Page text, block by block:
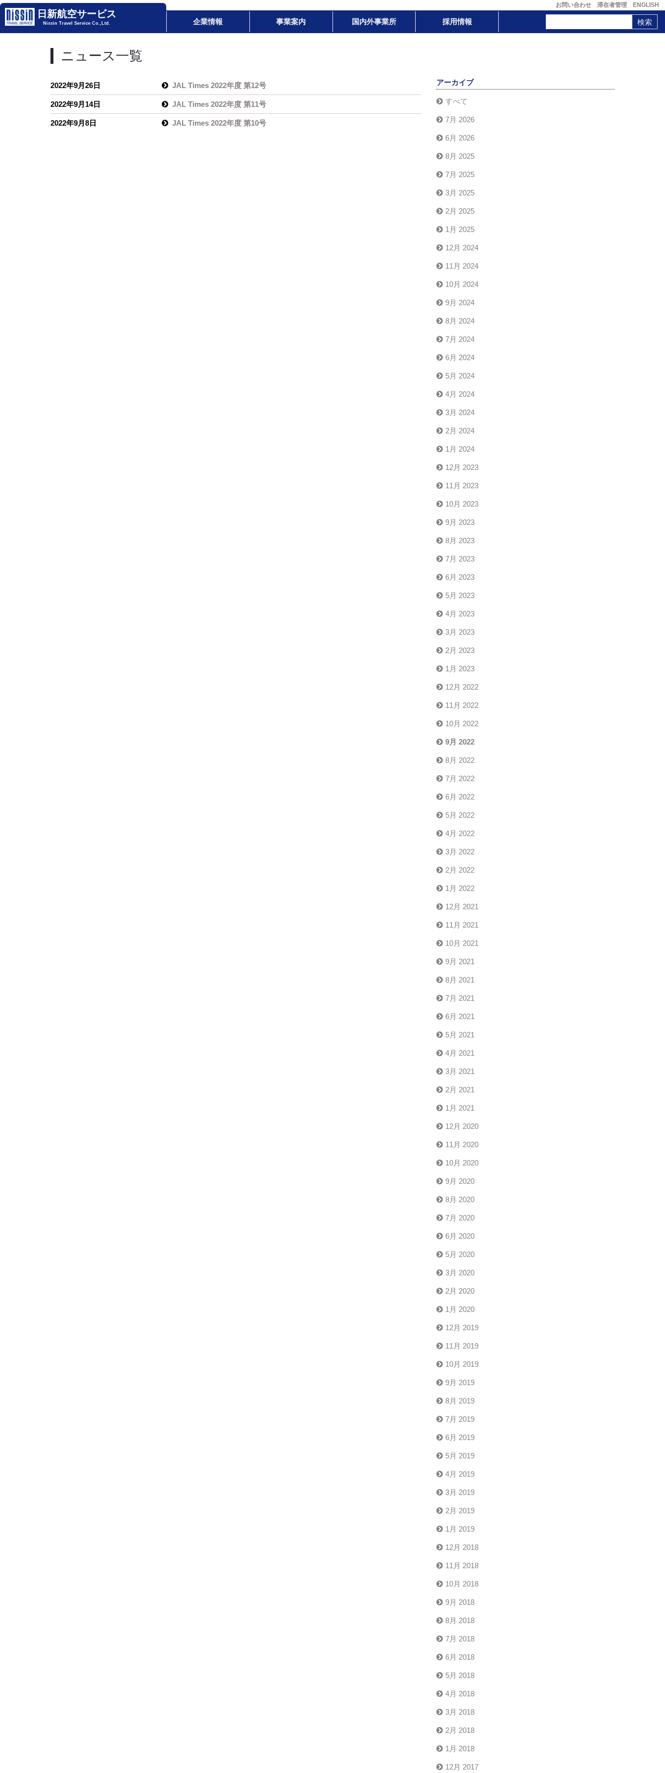
お問い合わせ 滞在者管理 ENGLISH
日新航空サービス
Nissin Travel Service Co.,Ltd. 企業情報 事業案内 国内外事業所 採用情報
ニュース一覧
2022年9月26日 JAL Times 2022年度 第12号
2022年9月14日 JAL Times 2022年度 第11号
2022年9月8日 JAL Times 2022年度 第10号
アーカイブ
すべて
7月 2026
6月 2026
8月 2025
7月 2025
3月 2025
2月 2025
1月 2025
12月 2024
11月 2024
10月 2024
9月 2024
8月 2024
7月 2024
6月 2024
5月 2024
4月 2024
3月 2024
2月 2024
1月 2024
12月 2023
11月 2023
10月 2023
9月 2023
8月 2023
7月 2023
6月 2023
5月 2023
4月 2023
3月 2023
2月 2023
1月 2023
12月 2022
11月 2022
10月 2022
9月 2022
8月 2022
7月 2022
6月 2022
5月 2022
4月 2022
3月 2022
2月 2022
1月 2022
12月 2021
11月 2021
10月 2021
9月 2021
8月 2021
7月 2021
6月 2021
5月 2021
4月 2021
3月 2021
2月 2021
1月 2021
12月 2020
11月 2020
10月 2020
9月 2020
8月 2020
7月 2020
6月 2020
5月 2020
3月 2020
2月 2020
1月 2020
12月 2019
11月 2019
10月 2019
9月 2019
8月 2019
7月 2019
6月 2019
5月 2019
4月 2019
3月 2019
2月 2019
1月 2019
12月 2018
11月 2018
10月 2018
9月 2018
8月 2018
7月 2018
6月 2018
5月 2018
4月 2018
3月 2018
2月 2018
1月 2018
12月 2017